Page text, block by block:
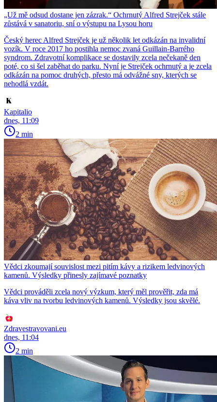
„Už mě odsud dostane jen zázrak.“ Ochrnutý Alfred Strejček stále
zůstává v sanatoriu, sní o výstupu na Lysou horu
Český herec Alfred Strejček je už několik let odkázán na invalidní
vozík. V roce 2017 ho postihla nemoc zvaná Guillain-Barrého
syndrom. Zdravotní komplikace se dostavily zcela nečekaně den
poté, co si šel zaběhat do parku. Nyní je Strejček ochrnutý a je zcela
odkázán na pomoc druhých, přesto má odvážné sny, kterých se
nehodlá vzdát.
Kapitalio
dnes, 11:09
2 min
Vědci zkoumají souvislost mezi pitím kávy a rizikem ledvinových
kamenů. Výsledky přinesly zajímavé poznatky
Vědci prováděli zcela nový výzkum, který měl prověřit, zda má
káva vliv na tvorbu ledvinových kamenů. Výsledky jsou skvělé.
Zdravestravovani.eu
dnes, 11:04
2 min